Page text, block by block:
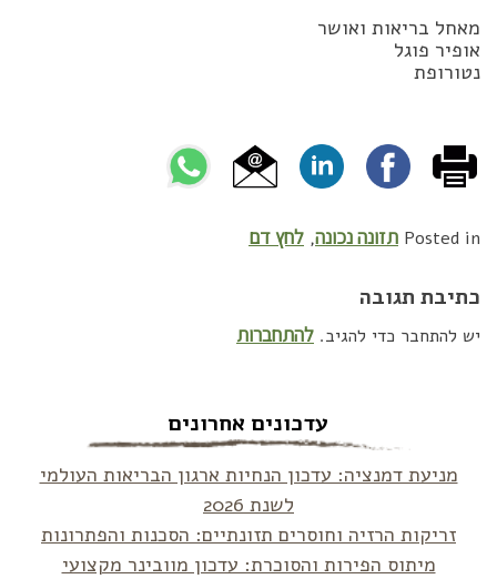
מאחל בריאות ואושר
אופיר פוגל
נטורופת
Posted in תזונה נכונה, לחץ דם
כתיבת תגובה
יש להתחבר כדי להגיב. להתחברות
עדכונים אחרונים
מניעת דמנציה: עדכון הנחיות ארגון הבריאות העולמי
לשנת 2026
זריקות הרזיה וחוסרים תזונתיים: הסכנות והפתרונות
מיתוס הפירות והסוכרת: עדכון מוובינר מקצועי